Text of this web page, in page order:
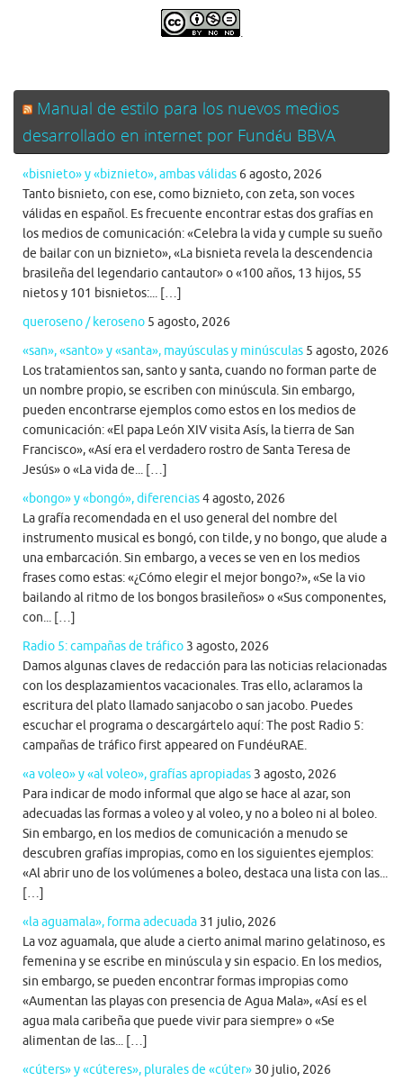
.
Manual de estilo para los nuevos medios
desarrollado en internet por Fundéu BBVA
«bisnieto» y «biznieto», ambas válidas 6 agosto, 2026
Tanto bisnieto, con ese, como biznieto, con zeta, son voces
válidas en español. Es frecuente encontrar estas dos grafías en
los medios de comunicación: «Celebra la vida y cumple su sueño
de bailar con un biznieto», «La bisnieta revela la descendencia
brasileña del legendario cantautor» o «100 años, 13 hijos, 55
nietos y 101 bisnietos:... […]
queroseno / keroseno 5 agosto, 2026
«san», «santo» y «santa», mayúsculas y minúsculas 5 agosto, 2026
Los tratamientos san, santo y santa, cuando no forman parte de
un nombre propio, se escriben con minúscula. Sin embargo,
pueden encontrarse ejemplos como estos en los medios de
comunicación: «El papa León XIV visita Asís, la tierra de San
Francisco», «Así era el verdadero rostro de Santa Teresa de
Jesús» o «La vida de... […]
«bongo» y «bongó», diferencias4 agosto, 2026
La grafía recomendada en el uso general del nombre del
instrumento musical es bongó, con tilde, y no bongo, que alude a
una embarcación. Sin embargo, a veces se ven en los medios
frases como estas: «¿Cómo elegir el mejor bongo?», «Se la vio
bailando al ritmo de los bongos brasileños» o «Sus componentes,
con... […]
Radio 5: campañas de tráfico 3 agosto, 2026
Damos algunas claves de redacción para las noticias relacionadas
con los desplazamientos vacacionales. Tras ello, aclaramos la
escritura del plato llamado sanjacobo o san jacobo. Puedes
escuchar el programa o descargártelo aquí: The post Radio 5:
campañas de tráfico first appeared on FundéuRAE.
«a voleo» y «al voleo», grafías apropiadas 3 agosto, 2026
Para indicar de modo informal que algo se hace al azar, son
adecuadas las formas a voleo y al voleo, y no a boleo ni al boleo.
Sin embargo, en los medios de comunicación a menudo se
descubren grafías impropias, como en los siguientes ejemplos:
«Al abrir uno de los volúmenes a boleo, destaca una lista con las...
[…]
«la aguamala», forma adecuada 31 julio, 2026
La voz aguamala, que alude a cierto animal marino gelatinoso, es
femenina y se escribe en minúscula y sin espacio. En los medios,
sin embargo, se pueden encontrar formas impropias como
«Aumentan las playas con presencia de Agua Mala», «Así es el
agua mala caribeña que puede vivir para siempre» o «Se
alimentan de las... […]
«cúters» y «cúteres», plurales de «cúter» 30 julio, 2026